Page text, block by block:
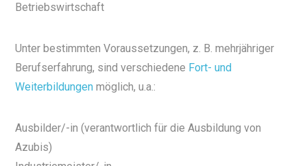
Betriebswirtschaft
Unter bestimmten Voraussetzungen, z. B. mehrjähriger
Berufserfahrung, sind verschiedene Fort- und
Weiterbildungen möglich, u.a.:
Ausbilder/-in (verantwortlich für die Ausbildung von
Azubis)